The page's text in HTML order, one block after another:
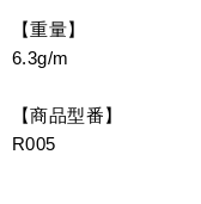
【重量】
6.3g/m
【商品型番】
R005